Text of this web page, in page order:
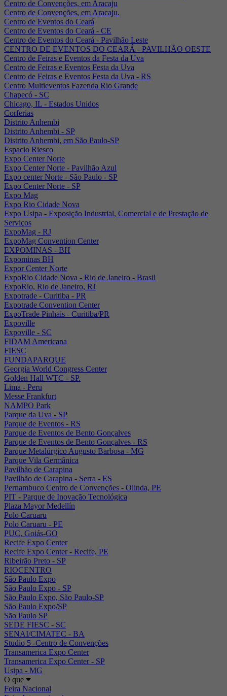
Centro de Convenções, em Aracaju
Centro de Convenções, em Aracaju.
Centro de Eventos do Ceará
Centro de Eventos do Ceará - CE
Centro de Eventos do Ceará - Pavilhão Leste
CENTRO DE EVENTOS DO CEARÁ - PAVILHÃO OESTE
Centro de Feiras e Eventos da Festa da Uva
Centro de Feiras e Eventos Festa da Uva
Centro de Feiras e Eventos Festa da Uva - RS
Centro Multieventos Fazenda Rio Grande
Chapecó - SC
Chicago, IL - Estados Unidos
Corferias
Distrito Anhembi
Distrito Anhembi - SP
Distrito Anhembi, em São Paulo-SP
Espacio Riesco
Expo Center Norte
Expo Center Norte - Pavilhão Azul
Expo center Norte - São Paulo - SP
Expo Center Norte - SP
Expo Mag
Expo Rio Cidade Nova
Expo Usipa - Exposição Industrial, Comercial e de Prestação de
Serviços
ExpoMag - RJ
ExpoMag Convention Center
EXPOMINAS - BH
Expominas BH
Expor Center Norte
ExpoRio Cidade Nova - Rio de Janeiro - Brasil
ExpoRio, Rio de Janeiro, RJ
Expotrade - Curitiba - PR
Expotrade Convention Center
ExpoTrade Pinhais - Curitiba/PR
Expoville
Expoville - SC
FIDAM Americana
FIESC
FUNDAPARQUE
Georgia World Congress Center
Golden Hall WTC - SP.
Lima - Peru
Messe Frankfurt
NAMPO Park
Parque da Uva - SP
Parque de Eventos - RS
Parque de Eventos de Bento Gonçalves
Parque de Eventos de Bento Gonçalves - RS
Parque Metalúrgico Augusto Barbosa - MG
Parque Vila Germânica
Pavilhão de Carapina
Pavilhão de Carapina - Serra - ES
Pernambuco Centro de Convenções - Olinda, PE
PIT - Parque de Inovação Tecnológica
Plaza Mayor Medellín
Polo Caruaru
Polo Caruaru - PE
PUC, Goiás-GO
Recife Expo Center
Recife Expo Center - Recife, PE
Ribeirão Preto - SP
RIOCENTRO
São Paulo Expo
São Paulo Expo - SP
São Paulo Expo, São Paulo-SP
São Paulo Expo/SP
São Paulo SP
SEDE FIESC - SC
SENAI/CIMATEC - BA
Studio 5 -Centro de Convenções
Transamerica Expo Center
Transamerica Expo Center - SP
Usipa - MG
O que
Feira Nacional